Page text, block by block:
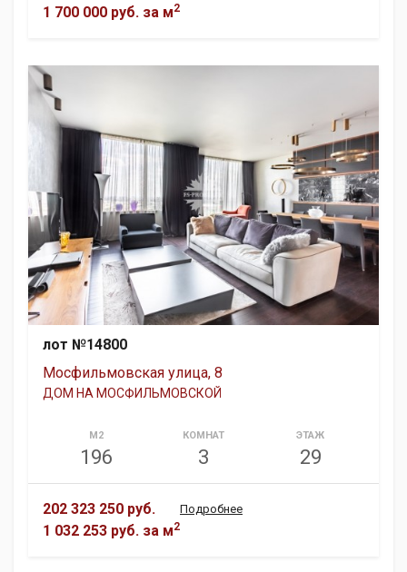
1 700 000 руб. за м2
лот №14800
Мосфильмовская улица, 8
ДОМ НА МОСФИЛЬМОВСКОЙ
М2
196
КОМНАТ
3
ЭТАЖ
29
202 323 250 руб.
1 032 253 руб. за м2
Подробнее